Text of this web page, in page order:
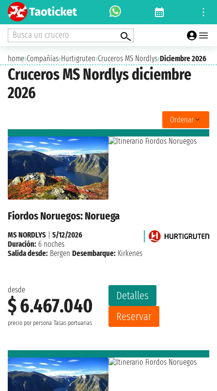
Busca un crucero
home›Compañías›Hurtigruten›Cruceros MS Nordlys›Diciembre 2026
Cruceros MS Nordlys diciembre
2026
Ordenar
Fiordos Noruegos: Noruega
desde
$ 6.467.040
precio por persona Tasas portuarias
Detalles
Reservar
MS NORDLYS
5/12/2026
Duración: 6 noches
Salida desde: Bergen Desembarque: Kirkenes